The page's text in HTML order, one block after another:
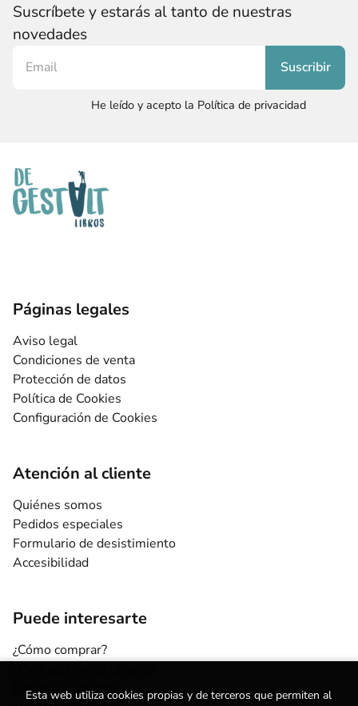
Suscríbete y estarás al tanto de nuestras
novedades
He leído y acepto la Política de privacidad
Páginas legales
Aviso legal
Condiciones de venta
Protección de datos
Política de Cookies
Configuración de Cookies
Atención al cliente
Quiénes somos
Pedidos especiales
Formulario de desistimiento
Accesibilidad
Puede interesarte
¿Cómo comprar?
Escuelas y centros
Esta web utiliza cookies propias y de terceros que permiten al